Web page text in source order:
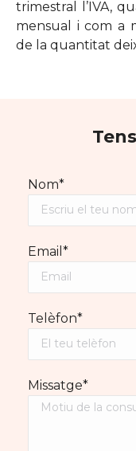
trimestral l’IVA,
mensual i com a
de la quantitat
Nom*
Email*
Telèfon*
Missatge*